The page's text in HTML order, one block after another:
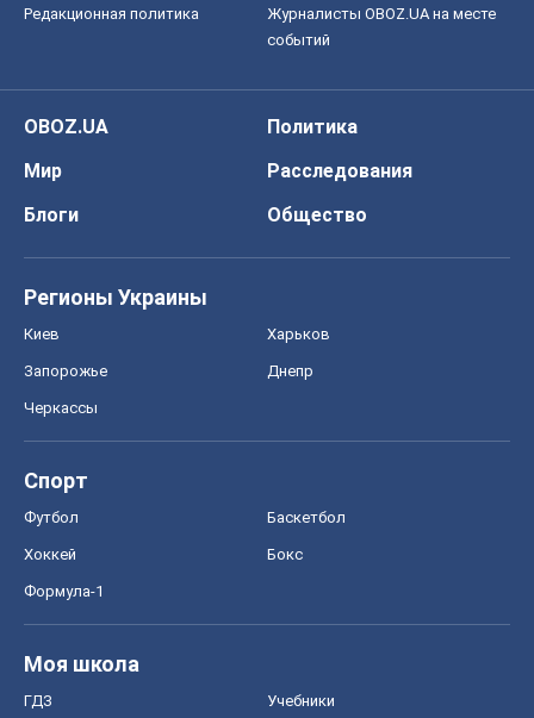
Редакционная политика
Журналисты OBOZ.UA на месте
событий
OBOZ.UA
Политика
Мир
Расследования
Блоги
Общество
Регионы Украины
Киев Харьков
Запорожье Днепр
Черкассы
Спорт
Футбол Баскетбол
Хоккей Бокс
Формула-1
Моя школа
ГДЗ Учебники